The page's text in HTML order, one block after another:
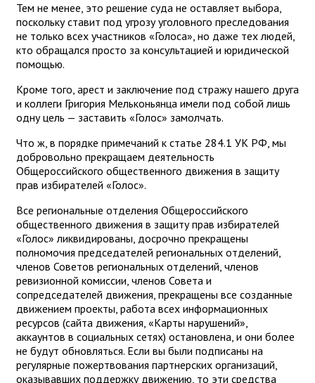
Тем не менее, это решение суда не оставляет выбора,
поскольку ставит под угрозу уголовного преследования
не только всех участников «Голоса», но даже тех людей,
кто обращался просто за консультацией и юридической
помощью.
Кроме того, арест и заключение под стражу нашего друга
и коллеги Григория Мельконьянца имели под собой лишь
одну цель — заставить «Голос» замолчать.
Что ж, в порядке примечаний к статье 284.1 УК РФ, мы
добровольно прекращаем деятельность
Общероссийского общественного движения в защиту
прав избирателей «Голос».
Все региональные отделения Общероссийского
общественного движения в защиту прав избирателей
«Голос» ликвидированы, досрочно прекращены
полномочия председателей региональных отделений,
членов Советов региональных отделений, членов
ревизионной комиссии, членов Совета и
сопредседателей движения, прекращены все созданные
движением проекты, работа всех информационных
ресурсов (сайта движения, «Карты нарушений»,
аккаунтов в социальных сетях) остановлена, и они более
не будут обновляться. Если вы были подписаны на
регулярные пожертвования партнерских организаций,
оказывавших поддержку движению, то эти средства